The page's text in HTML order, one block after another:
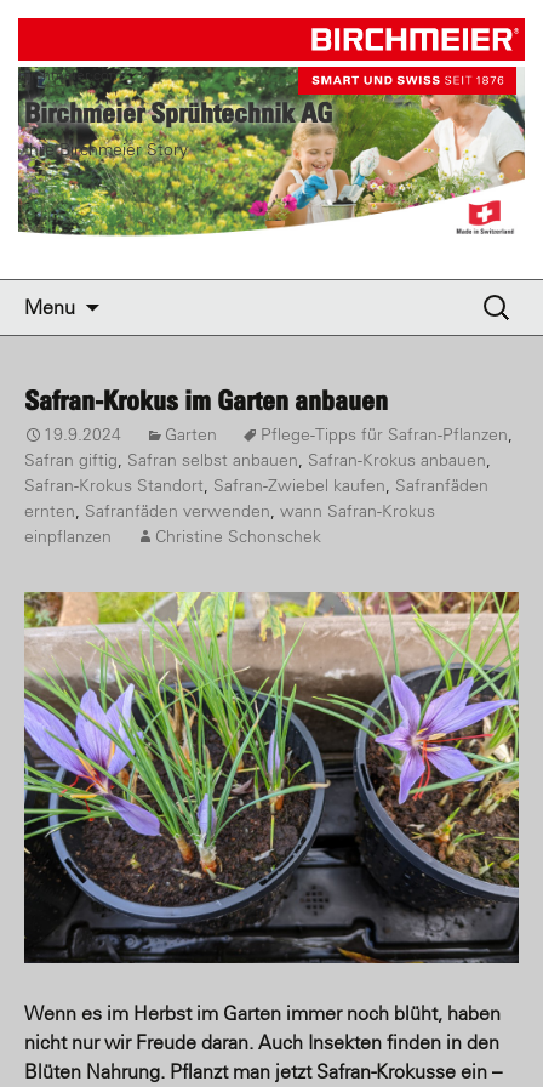
Birchmeier Sprühtechnik AG
Ihre Birchmeier Story
birchmeier.com
Menu
Suche
nach:
Safran-Krokus im Garten anbauen
19.9.2024 Garten Pflege-Tipps für Safran-Pflanzen,
Safran giftig, Safran selbst anbauen, Safran-Krokus anbauen,
Safran-Krokus Standort, Safran-Zwiebel kaufen, Safranfäden
ernten, Safranfäden verwenden, wann Safran-Krokus
einpflanzen
Christine Schonschek
Wenn es im Herbst im Garten immer noch blüht, haben
nicht nur wir Freude daran. Auch Insekten finden in den
Blüten Nahrung. Pflanzt man jetzt Safran-Krokusse ein –